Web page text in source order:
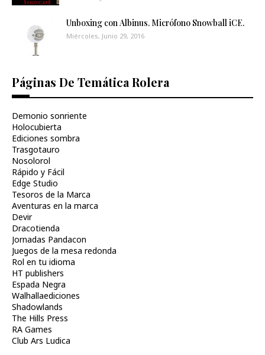
Unboxing con Albinus. Micrófono Snowball iCE.
Miércoles, Junio 29, 2016
Páginas De Temática Rolera
Demonio sonriente
Holocubierta
Ediciones sombra
Trasgotauro
Nosolorol
Rápido y Fácil
Edge Studio
Tesoros de la Marca
Aventuras en la marca
Devir
Dracotienda
Jornadas Pandacon
Juegos de la mesa redonda
Rol en tu idioma
HT publishers
Espada Negra
Walhallaediciones
Shadowlands
The Hills Press
RA Games
Club Ars Ludica